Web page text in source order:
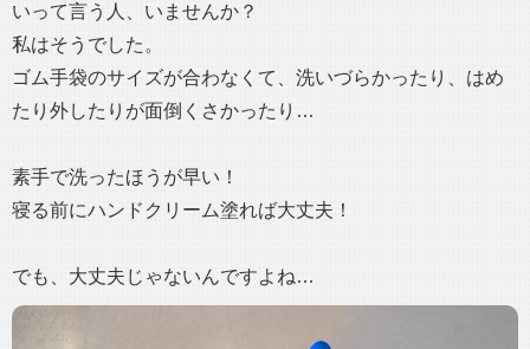
いって言う人、いませんか？
私はそうでした。
ゴム手袋のサイズが合わなくて、洗いづらかったり、はめ
たり外したりが面倒くさかったり…
素手で洗ったほうが早い！
寝る前にハンドクリーム塗れば大丈夫！
でも、大丈夫じゃないんですよね…